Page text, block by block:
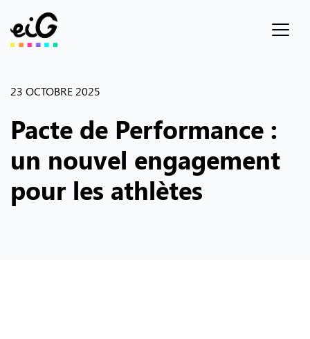
Retour
23 OCTOBRE 2025
Pacte de Performance :
un nouvel engagement
pour les athlètes